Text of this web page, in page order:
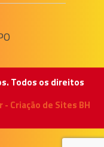
Todos os direitos
Criação de Sites BH